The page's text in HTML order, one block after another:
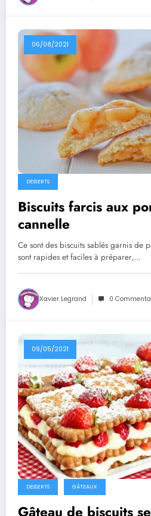
06/08/2021
DESSERTS
Biscuits farcis aux
cannelle
Ce sont des biscuits sablés garnis de
sont rapides et faciles à préparer,…
Xavier Legrand 0
09/05/2021
DESSERTS GÂTEAUX
Gâteau de biscuits